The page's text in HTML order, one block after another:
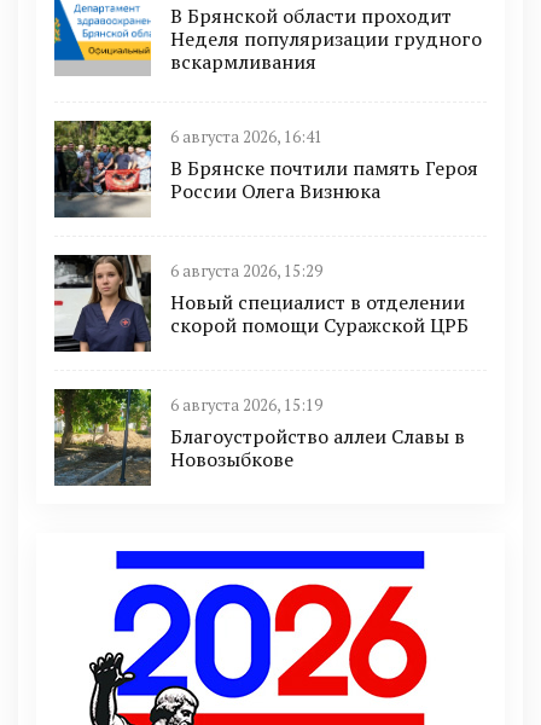
В Брянской области проходит
Неделя популяризации грудного
вскармливания
6 августа 2026, 16:41
В Брянске почтили память Героя
России Олега Визнюка
6 августа 2026, 15:29
Новый специалист в отделении
скорой помощи Суражской ЦРБ
6 августа 2026, 15:19
Благоустройство аллеи Славы в
Новозыбкове